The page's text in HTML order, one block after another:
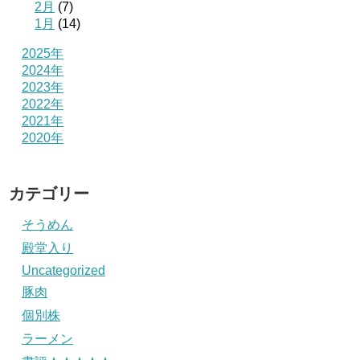
2月 (7)
1月 (14)
2025年
2024年
2023年
2022年
2021年
2020年
カテゴリー
そうめん
殿堂入り
Uncategorized
豚肉
個別株
ラーメン